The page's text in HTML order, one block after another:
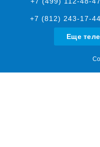
+7 (812) 243-17-44
Еще